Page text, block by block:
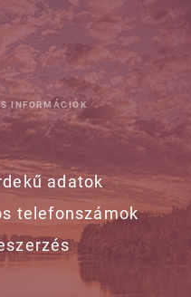
INFORMÁCIÓK
adatok
telefonszámok